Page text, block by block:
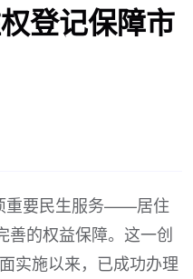
登记保障市
重要民生服务——居住
善的权益保障。这一创
实施以来，已成功办理